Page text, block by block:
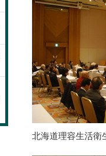
北海道理容生活衛